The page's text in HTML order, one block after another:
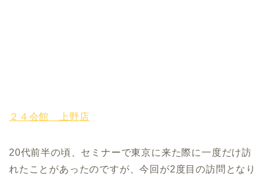
２４会館 上野店
20代前半の頃、セミナーで東京に来た際に一度だけ訪
れたことがあったのですが、今回が2度目の訪問となり